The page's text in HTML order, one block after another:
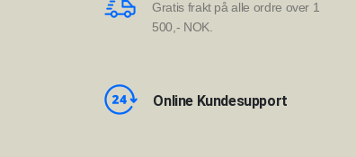
Gratis frakt på alle ordre over 1
500,- NOK.
Online Kundesupport